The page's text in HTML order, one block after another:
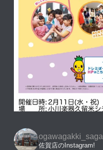
ogawagakki_saga
佐賀店のInstagram!